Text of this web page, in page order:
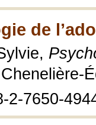
de
2-7650-